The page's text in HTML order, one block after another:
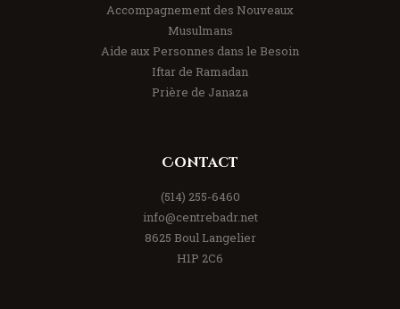
Accompagnement des Nouveaux
Musulmans
Aide aux Personnes dans le Besoin
Iftar de Ramadan
Prière de Janaza
Contact
(514) 255-6460
info@centrebadr.net
8625 Boul Langelier
H1P 2C6